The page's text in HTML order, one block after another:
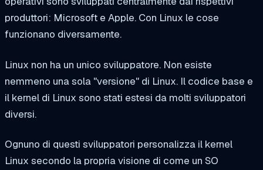
produttori: Microsoft e Apple. Con Linux le cose
funzionano diversamente.
Linux non ha un unico sviluppatore. Non esiste
nemmeno una sola "versione" di Linux. Il codice base e
il kernel di Linux sono stati estesi da molti sviluppatori
diversi.
Ognuno di questi sviluppatori personalizza il kernel
Linux secondo la propria visione di come un SO